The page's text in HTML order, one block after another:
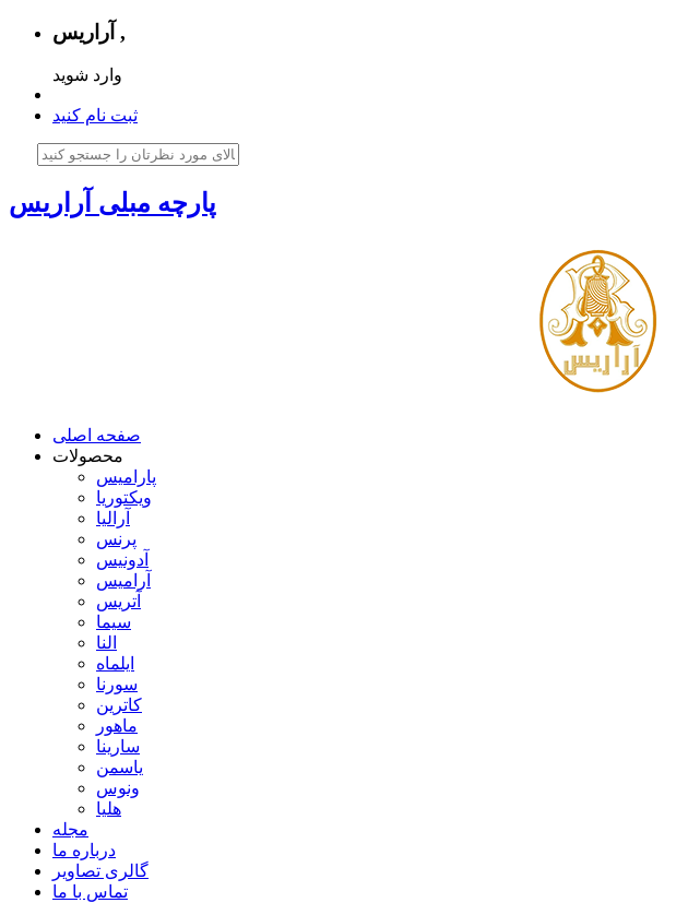
آراریس ,
وارد شوید
ثبت نام کنید
پارچه مبلی آراریس
صفحه اصلی
محصولات
پارامیس
ویکتوریا
آرالیا
پرنس
آدونیس
آرامیس
آتریس
سيما
النا
ایلماه
سورنا
کاترین
ماهور
سارینا
یاسمن
ونوس
هلیا
مجله
درباره ما
گالری تصاویر
تماس با ما